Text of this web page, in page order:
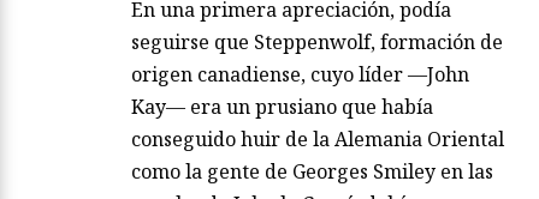
En una primera apreciación, podía
seguirse que Steppenwolf, formación de
origen canadiense, cuyo líder —John
Kay— era un prusiano que había
conseguido huir de la Alemania Oriental
como la gente de Georges Smiley en las